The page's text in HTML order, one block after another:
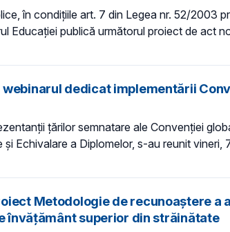
în condiţiile art. 7 din Legea nr. 52/2003
Educaţiei publică următorul proiect de act
webinarul dedicat implementării
țărilor semnatare ale Convenției
Echivalare a Diplomelor, s-au reunit
Metodologie de recunoaștere
învățământ superior din străinătate